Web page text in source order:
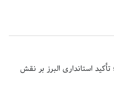
استانداری البرز بر نقش